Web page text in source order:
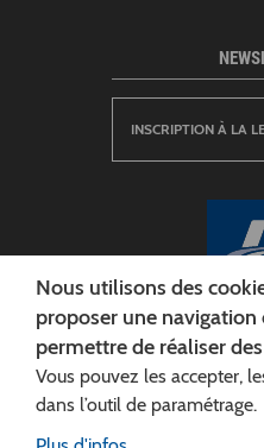
CONSEIL
INSCRIPTION À LA
Nous utilisons des
proposer une
permettre de réaliser
Vous pouvez les accepter,
dans l’outil de paramétrage.